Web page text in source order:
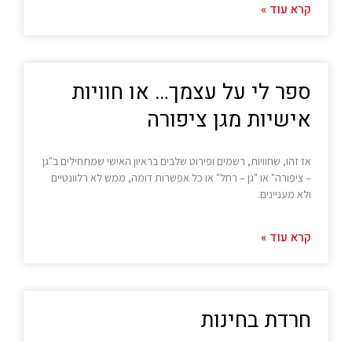
קרא עוד »
ספר לי על עצמך… או חוויות
אישיות מגן ציפורה
אז זהו, שחוויות, רשמים ופירוט שלבים בראיון האישי שמתחילים ב"גן
– ציפורה" או "גן – רחל" או כל אפשרות דומה, ממש לא רלוונטיים
ולא מעניינים.
קרא עוד »
חרדת בחינות